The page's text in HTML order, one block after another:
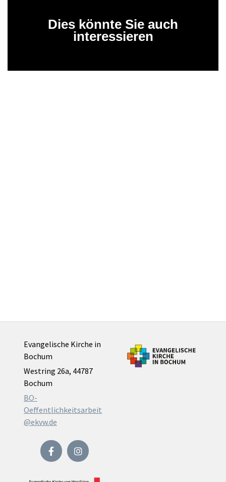
Dies könnte Sie auch
interessieren
Evangelische Kirche in
Bochum
Westring 26a, 44787
Bochum
BO-
Oeffentlichkeitsarbeit
@ekvw.de